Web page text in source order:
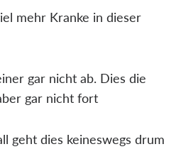
mehr Kranke in dieser
gar nicht ab. Dies die
gar nicht fort
geht dies keineswegs drum